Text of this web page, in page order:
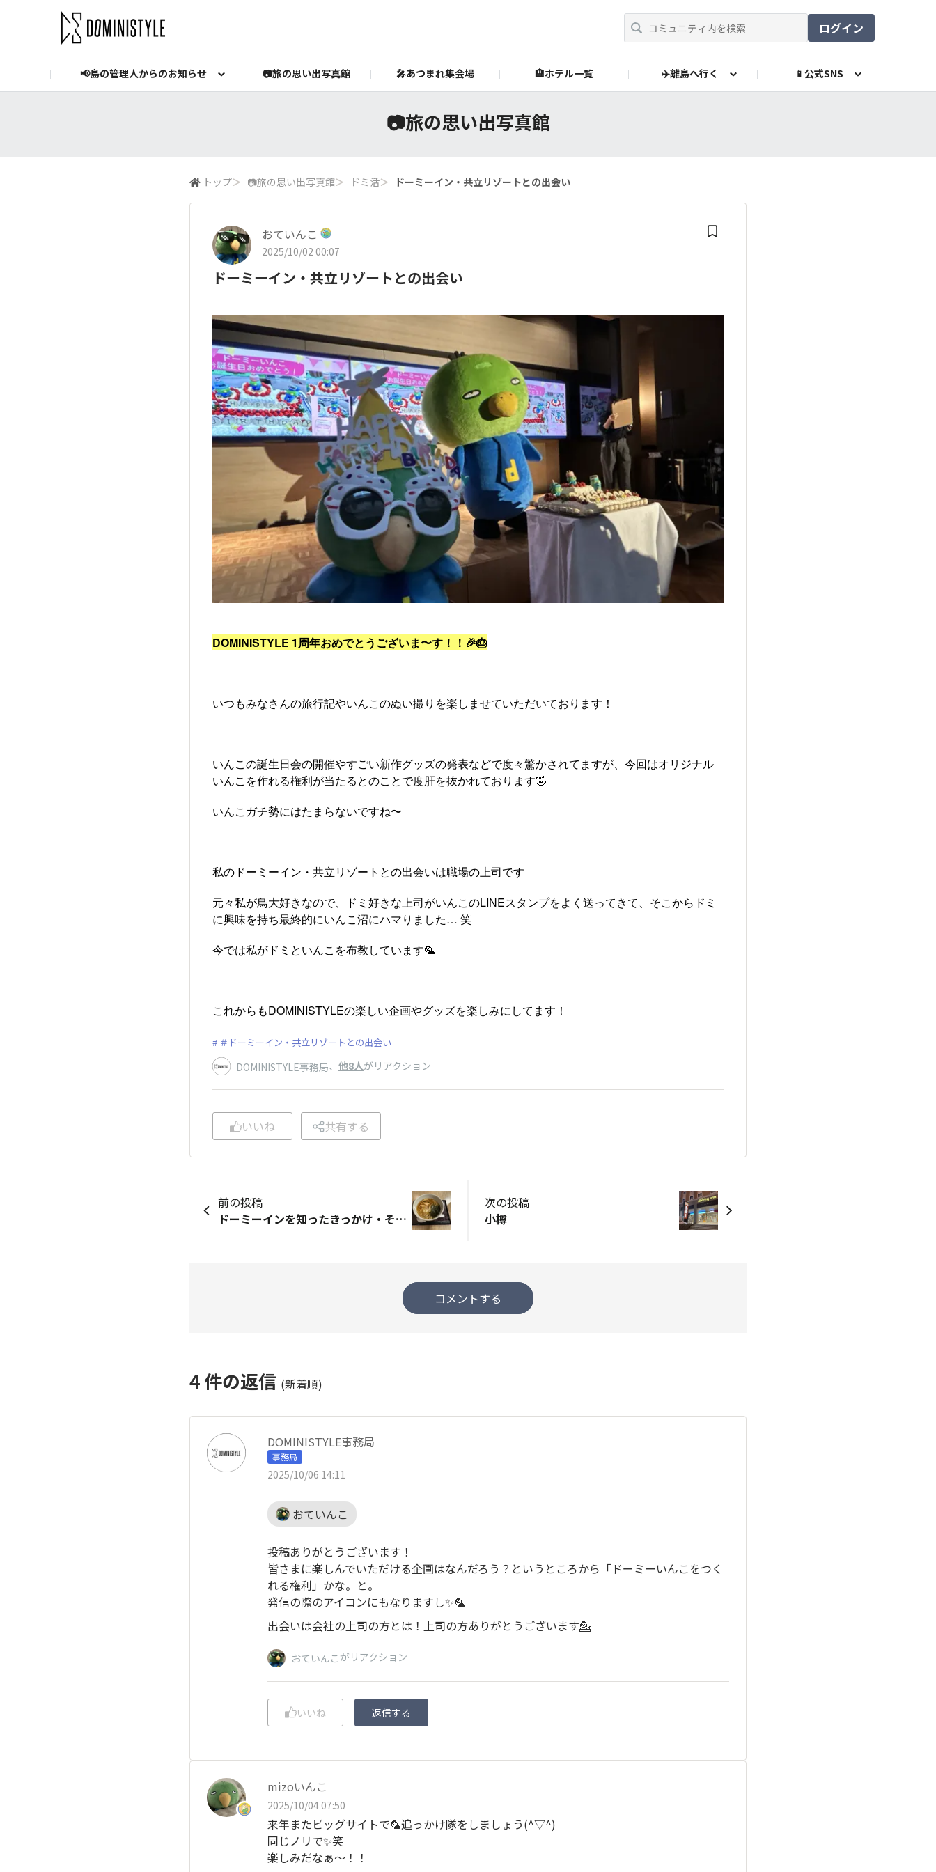
ログイン
📢島の管理人からのお知らせ 📷️旅の思い出写真館 🎤あつまれ集会場 🏨ホテル一覧 ✈️離島へ行く 📱公式SNS
📷️旅の思い出写真館
トップ＞ 📷️旅の思い出写真館＞ ドミ活＞ ドーミーイン・共立リゾートとの出会い
おていんこ
2025/10/02 00:07
ドーミーイン・共立リゾートとの出会い
DOMINISTYLE 1周年おめでとうございま〜す！！🎉🎂
いつもみなさんの旅行記やいんこのぬい撮りを楽しませていただいております！
いんこの誕生日会の開催やすごい新作グッズの発表などで度々驚かされてますが、今回はオリジナル
いんこを作れる権利が当たるとのことで度肝を抜かれております🤣
いんこガチ勢にはたまらないですね〜
私のドーミーイン・共立リゾートとの出会いは職場の上司です
元々私が鳥大好きなので、ドミ好きな上司がいんこのLINEスタンプをよく送ってきて、そこからドミ
に興味を持ち最終的にいんこ沼にハマりました… 笑
今では私がドミといんこを布教しています🦜
これからもDOMINISTYLEの楽しい企画やグッズを楽しみにしてます！
＃ドーミーイン・共立リゾートとの出会い
DOMINISTYLE事務局、 他8人がリアクション
いいね 共有する
前の投稿
ドーミーインを知ったきっかけ・その後泊まってみたら
次の投稿
小樽
コメントする
4件の返信 (新着順)
DOMINISTYLE事務局
事務局
2025/10/06 14:11
おていんこ
投稿ありがとうございます！
皆さまに楽しんでいただける企画はなんだろう？というところから「ドーミーいんこをつく
れる権利」かな。と。
発信の際のアイコンにもなりますし✨🦜
出会いは会社の上司の方とは！上司の方ありがとうございます💁
おていんこ がリアクション
いいね 返信する
mizoいんこ
2025/10/04 07:50
来年またビッグサイトで🦜追っかけ隊をしましょう(^▽^)
同じノリで✨笑
楽しみだなぁ〜！！